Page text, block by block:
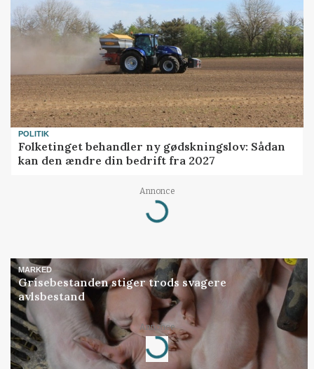
POLITIK
Folketinget behandler ny gødskningslov: Sådan
kan den ændre din bedrift fra 2027
Annonce
Loading...
MARKED
Grisebestanden stiger trods svagere
avlsbestand
Annonce
Loading...